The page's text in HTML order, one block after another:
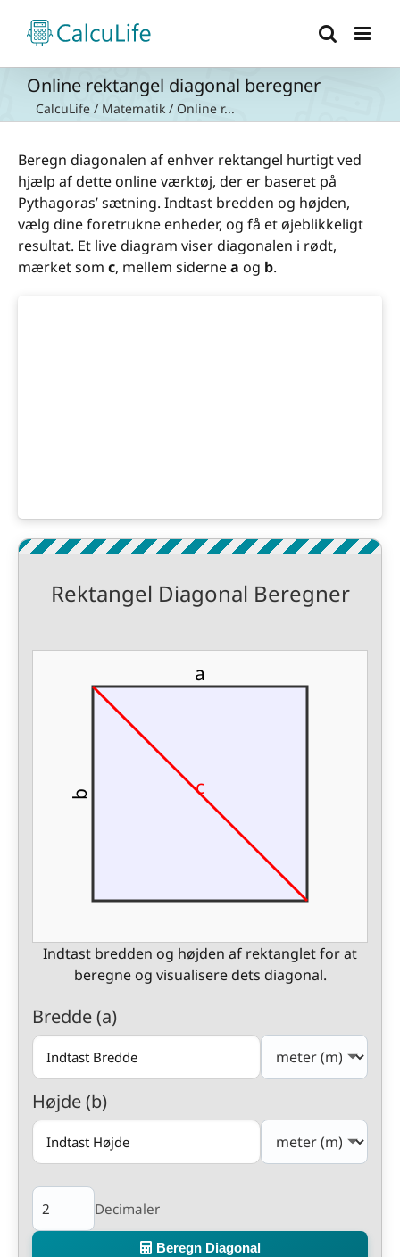
content
Online rektangel diagonal beregner
CalcuLife / Matematik / Online r...
Beregn diagonalen af enhver rektangel hurtigt ved
hjælp af dette online værktøj, der er baseret på
Pythagoras’ sætning. Indtast bredden og højden,
vælg dine foretrukne enheder, og få et øjeblikkeligt
resultat. Et live diagram viser diagonalen i rødt,
mærket som c, mellem sidernea og b.
Rektangel Diagonal Beregner
a
b c
Indtast bredden og højden af rektanglet for at
beregne og visualisere dets diagonal.
Bredde (a)
Højde (b)
Decimaler
Beregn Diagonal